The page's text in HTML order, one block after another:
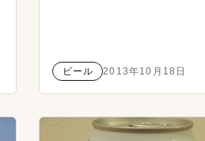
ビール 2013年10月18日